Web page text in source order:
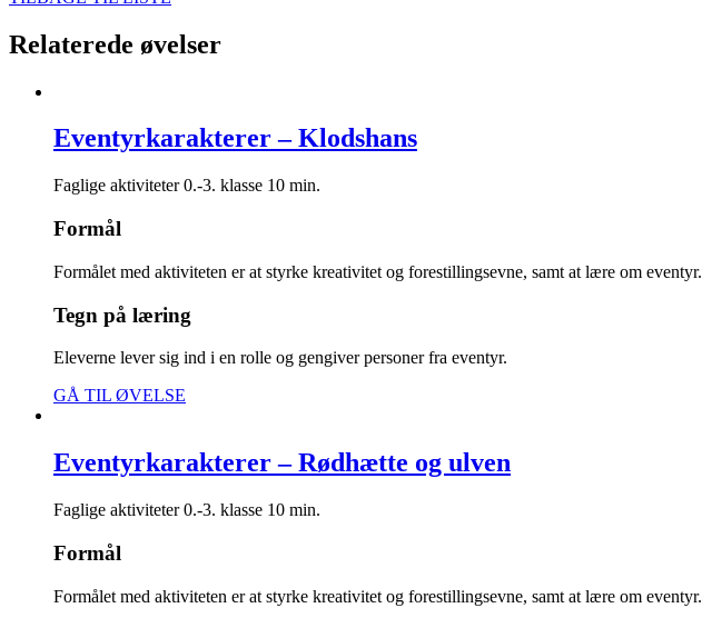
Relaterede øvelser
Eventyrkarakterer – Klodshans
Faglige aktiviteter 0.-3. klasse 10 min.
Formål
Formålet med aktiviteten er at styrke kreativitet og forestillingsevne, samt at lære om eventyr.
Tegn på læring
Eleverne lever sig ind i en rolle og gengiver personer fra eventyr.
GÅ TIL ØVELSE
Eventyrkarakterer – Rødhætte og ulven
Faglige aktiviteter 0.-3. klasse 10 min.
Formål
Formålet med aktiviteten er at styrke kreativitet og forestillingsevne, samt at lære om eventyr.